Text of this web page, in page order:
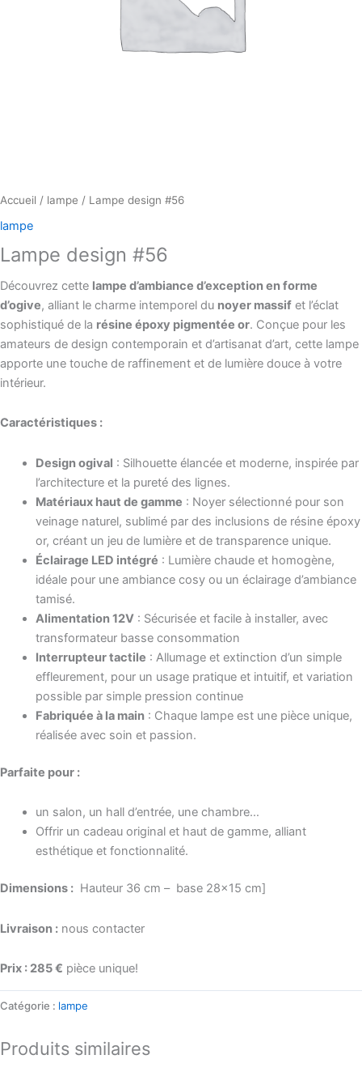
Accueil / lampe / Lampe design #56
lampe
Lampe design #56
Découvrez cette lampe d’ambiance d’exception en forme
d’ogive, alliant le charme intemporel du noyer massif et l’éclat
sophistiqué de la résine époxy pigmentée or. Conçue pour les
amateurs de design contemporain et d’artisanat d’art, cette lampe
apporte une touche de raffinement et de lumière douce à votre
intérieur.
Caractéristiques :
Design ogival : Silhouette élancée et moderne, inspirée par
l’architecture et la pureté des lignes.
Matériaux haut de gamme : Noyer sélectionné pour son
veinage naturel, sublimé par des inclusions de résine époxy
or, créant un jeu de lumière et de transparence unique.
Éclairage LED intégré : Lumière chaude et homogène,
idéale pour une ambiance cosy ou un éclairage d’ambiance
tamisé.
Alimentation 12V: Sécurisée et facile à installer, avec
transformateur basse consommation
Interrupteur tactile : Allumage et extinction d’un simple
effleurement, pour un usage pratique et intuitif, et variation
possible par simple pression continue
Fabriquée à la main: Chaque lampe est une pièce unique,
réalisée avec soin et passion.
Parfaite pour :
un salon, un hall d’entrée, une chambre…
Offrir un cadeau original et haut de gamme, alliant
esthétique et fonctionnalité.
Dimensions : Hauteur 36 cm – base 28×15 cm]
Livraison : nous contacter
Prix : 285 € pièce unique!
Catégorie : lampe
Produits similaires